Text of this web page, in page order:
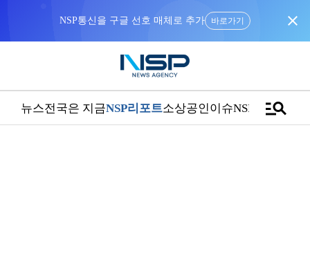
NSP통신을 구글 선호 매체로 추가 바로가기 close
뉴스전국은 지금NSP리포트소상공인이슈NSPTVmanage_search